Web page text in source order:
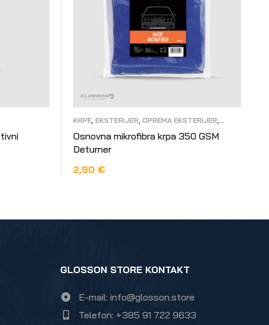
KRPE, EKSTERIJER, OPREMA EKSTERIJER,
Osnovna mikrofibra krpa 350 GSM
Deturner
2,90 €
GLOSSON STORE KONTAKT
E-mail: info@glosson.store
Telefon: +385 91 722 9633